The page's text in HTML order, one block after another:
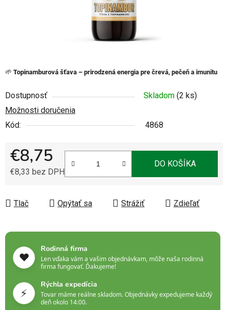
🌱 Topinamburová šťava – prirodzená energia pre črevá, pečeň a imunitu
Dostupnosť Skladom (2 ks)
Možnosti doručenia
Kód:
4868
€8,75
€8,33 bez DPH
DO KOŠÍKA
Tlač Opýtať sa Strážiť Zdieľať
❤️
Rodinná firma
Len vďaka vám a vašim objednávkam, môže naša rodinná
firma fungovať. Ďakujeme!
⚡
Rýchla expedícia
Tovar máme reálne skladom. Objednávky expedujeme každý
deň okolo 14:00.